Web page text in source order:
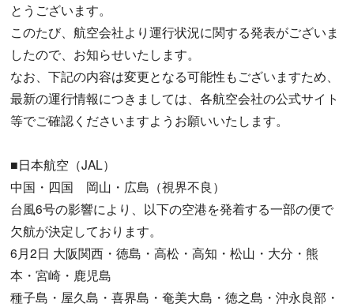
とうございます。
このたび、航空会社より運行状況に関する発表がございま
したので、お知らせいたします。
なお、下記の内容は変更となる可能性もございますため、
最新の運行情報につきましては、各航空会社の公式サイト
等でご確認くださいますようお願いいたします。
■日本航空（JAL）
中国・四国 岡山・広島（視界不良）
台風6号の影響により、以下の空港を発着する一部の便で
欠航が決定しております。
6月2日 大阪関西・徳島・高松・高知・松山・大分・熊
本・宮崎・鹿児島
種子島・屋久島・喜界島・奄美大島・徳之島・沖永良部・